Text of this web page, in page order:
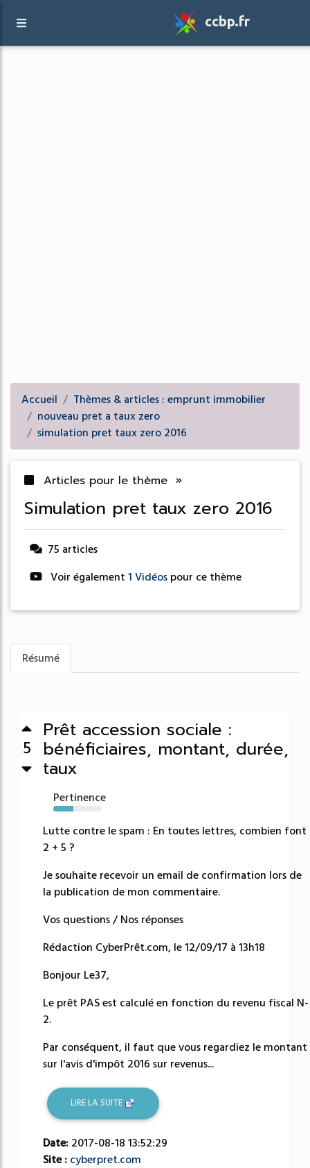
ccbp.fr
Accueil
Thèmes & articles : emprunt immobilier
nouveau pret a taux zero
simulation pret taux zero 2016
Articles pour le thème »
simulation pret taux zero 2016
75 articles
Voir également 1 Vidéos pour ce thème
Résumé
5
Prêt accession sociale :
bénéficiaires, montant, durée,
taux
Pertinence
42%
Lutte contre le spam : En toutes lettres, combien font
2 + 5 ?
Je souhaite recevoir un email de confirmation lors de
la publication de mon commentaire.
Vos questions / Nos réponses
Rédaction CyberPrêt.com, le 12/09/17 à 13h18
Bonjour Le37,
Le prêt PAS est calculé en fonction du revenu fiscal N-
2.
Par conséquent, il faut que vous regardiez le montant
sur l'avis d'impôt 2016 sur revenus...
LIRE LA SUITE
Date: 2017-08-18 13:52:29
Site : cyberpret.com